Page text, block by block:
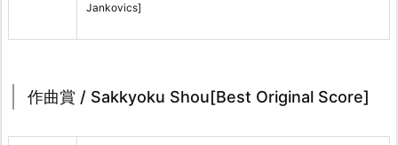
Jankovics]
作曲賞 / Sakkyoku Shou[Best Original Score]